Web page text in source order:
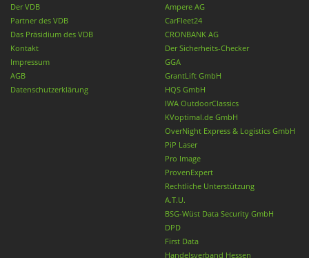
Der VDB
Partner des VDB
Das Präsidium des VDB
Kontakt
Impressum
AGB
Datenschutzerklärung
Ampere AG
CarFleet24
CRONBANK AG
Der Sicherheits-Checker
GGA
GrantLift GmbH
HQS GmbH
IWA OutdoorClassics
KVoptimal.de GmbH
OverNight Express & Logistics GmbH
PiP Laser
Pro Image
ProvenExpert
Rechtliche Unterstützung
A.T.U.
BSG-Wüst Data Security GmbH
DPD
First Data
Handelsverband Hessen